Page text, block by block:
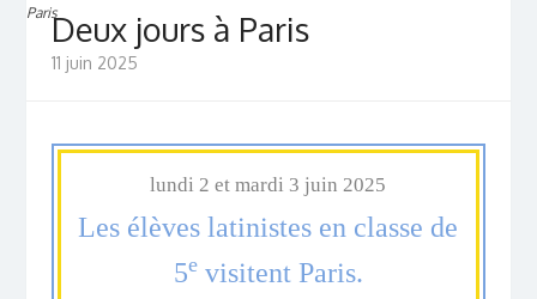
ParisDeux jours à Paris
11 juin 2025
lundi 2 et mardi 3 juin 2025
Les élèves latinistes en classe de
5evisitent Paris.